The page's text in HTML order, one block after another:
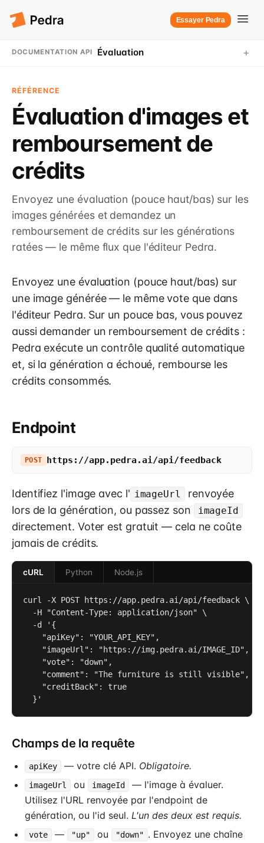
Essayer Pedra
DOCUMENTATION API Évaluation +
RÉFÉRENCE
Évaluation d'images et
remboursement de
crédits
Envoyez une évaluation (pouce haut/bas) sur les
images générées et demandez un
remboursement de crédits sur les générations
ratées — le même flux que l'éditeur Pedra.
Envoyez une évaluation (pouce haut/bas) sur
une image générée — le même vote que dans
l'éditeur Pedra. Sur un pouce bas, vous pouvez
aussi demander un remboursement de crédits :
Pedra exécute un contrôle qualité automatique
et, si la génération a échoué, rembourse les
crédits consommés.
Endpoint
POST https://app.pedra.ai/api/feedback
Identifiez l'image avec l' imageUrl
renvoyée
lors de la génération, ou passez son
imageId
directement. Voter est gratuit — cela ne coûte
jamais de crédits.
cURL Python Node.js
curl -X POST https://app.pedra.ai/api/feedback \
  -H "Content-Type: application/json" \
  -d '{
    "apiKey": "YOUR_API_KEY",
    "imageUrl": "https://img.pedra.ai/IMAGE_ID",
    "vote": "down",
    "comment": "The furniture is still visible",
    "creditBack": true
  }'
Champs de la requête
apiKey — votre clé API. Obligatoire.
imageUrl ou imageId
— l'image à évaluer.
Utilisez l'URL renvoyée par l'endpoint de
génération, ou l'id seul. L'un des deux est requis.
vote — "up" ou "down" . Envoyez une chaîne